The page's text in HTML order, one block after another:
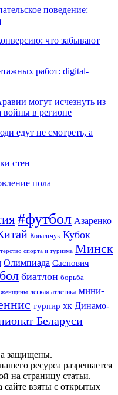
поведение:
что забывают
работ: digital-
могут исчезнуть из
войны в регионе
едут не смотреть, а
стен
пола
#футбол Азаренко
Ковальчук Кубок
спорта и туризма Минск
Олимпиада Саснович
биатлон борьба
женщины легкая атлетика мини-
турнир хк Динамо-
Беларуси
защищены.
ресурса разрешается
на страницу статьи.
взяты с открытых